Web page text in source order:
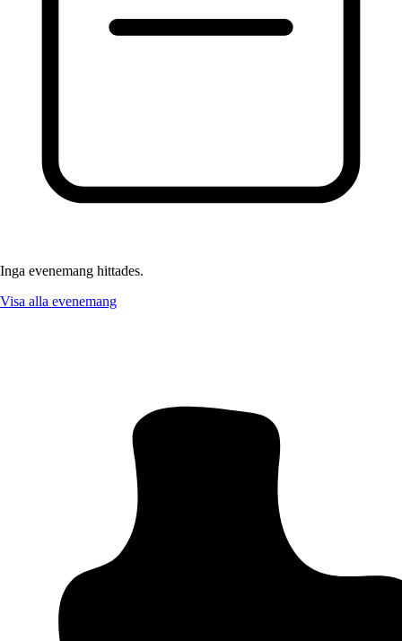
Inga evenemang hittades.
Visa alla evenemang